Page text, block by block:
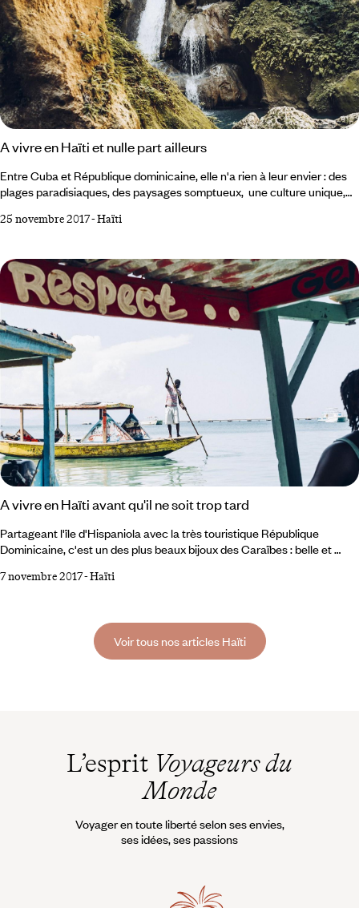
A vivre en Haïti et nulle part ailleurs
Entre Cuba et République dominicaine, elle n'a rien à leur envier : des
plages paradisiaques, des paysages somptueux, une culture unique,
bénéfique indolence des grands circuits touristiques. Mais la volonté
voyage à Haïti, c'est maintenant. 1 Lézarder sur les plages vierges de
l'Ile à Vache Si elle n'existait pas, il faudrait l'inventer :
25 novembre 2017-Haïti
A vivre en Haïti avant qu'il ne soit trop tard
Partageant l'île d'Hispaniola avec la très touristique République
Dominicaine, c'est un des plus beaux bijoux des Caraïbes : belle et
les artisans du fer découpé à Noailles, les potiers à Cap-Haïtien, les
des villes d'art à Haïti, c'est peut-être Jacmel.
7 novembre 2017-Haïti
Voir tous nos articles Haïti
L’esprit Voyageurs du
Monde
Voyager en toute liberté selon ses envies,
ses idées, ses passions